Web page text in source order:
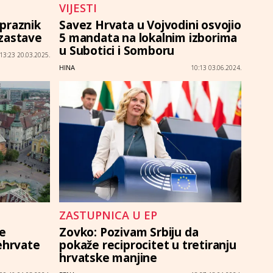
13:23 20.03.2025.
VIJESTI
Savez Hrvata u Vojvodini osvojio
5 mandata na lokalnim izborima
u Subotici i Somboru
HINA 10:13 03.06.2024.
ZASTUPNICA U EP
Zovko: Pozivam Srbiju da
pokaže reciprocitet u tretiranju
hrvatske manjine